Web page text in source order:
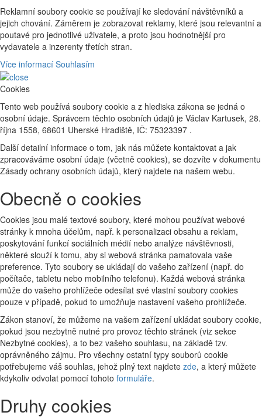
Reklamní soubory cookie se používají ke sledování návštěvníků a
jejich chování. Záměrem je zobrazovat reklamy, které jsou relevantní a
poutavé pro jednotlivé uživatele, a proto jsou hodnotnější pro
vydavatele a inzerenty třetích stran.
Více informací Souhlasím
Cookies
Tento web používá soubory cookie a z hlediska zákona se jedná o
osobní údaje. Správcem těchto osobních údajů je Václav Kartusek, 28.
října 1558, 68601 Uherské Hradiště, IČ: 75323397 .
Další detailní informace o tom, jak nás můžete kontaktovat a jak
zpracováváme osobní údaje (včetně cookies), se dozvíte v dokumentu
Zásady ochrany osobních údajů, který najdete na našem webu.
Obecně o cookies
Cookies jsou malé textové soubory, které mohou používat webové
stránky k mnoha účelům, např. k personalizaci obsahu a reklam,
poskytování funkcí sociálních médií nebo analýze návštěvnosti,
některé slouží k tomu, aby si webová stránka pamatovala vaše
preference. Tyto soubory se ukládají do vašeho zařízení (např. do
počítače, tabletu nebo mobilního telefonu). Každá webová stránka
může do vašeho prohlížeče odesílat své vlastní soubory cookies
pouze v případě, pokud to umožňuje nastavení vašeho prohlížeče.
Zákon stanoví, že můžeme na vašem zařízení ukládat soubory cookie,
pokud jsou nezbytně nutné pro provoz těchto stránek (viz sekce
Nezbytné cookies), a to bez vašeho souhlasu, na základě tzv.
oprávněného zájmu. Pro všechny ostatní typy souborů cookie
potřebujeme váš souhlas, jehož plný text najdete zde, a který můžete
kdykoliv odvolat pomocí tohoto formuláře.
Druhy cookies